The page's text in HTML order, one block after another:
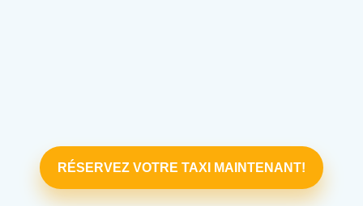
RÉSERVEZ VOTRE TAXI MAINTENANT!